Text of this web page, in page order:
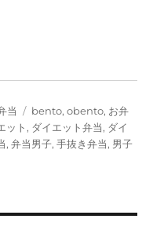
当
タ
グ
bento,obento, お弁
ット , ダイエット弁当, ダイ
,弁当男子,手抜き弁当, 男子